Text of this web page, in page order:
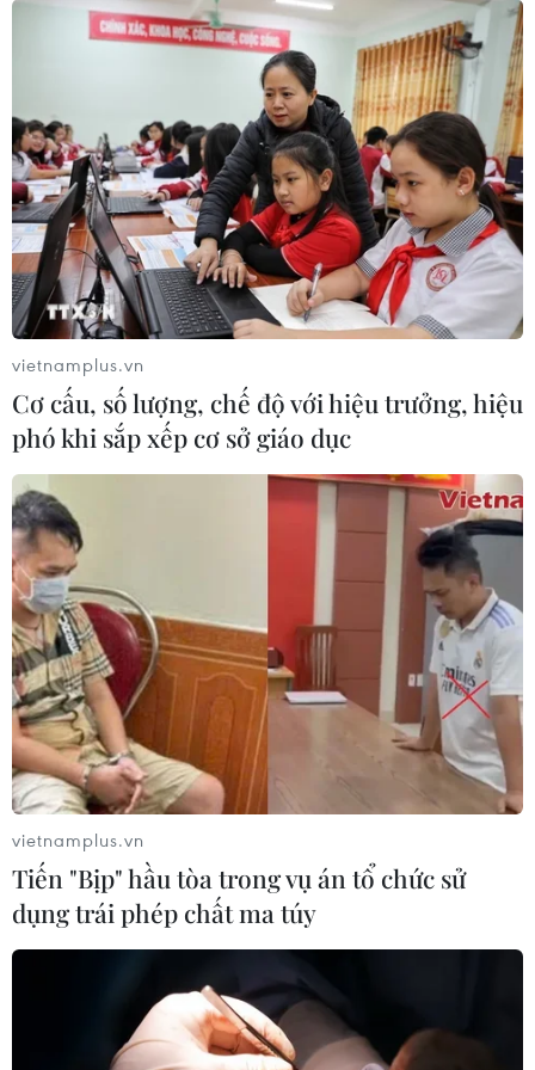
vietnamplus.vn
Cơ cấu, số lượng, chế độ với hiệu trưởng, hiệu
phó khi sắp xếp cơ sở giáo dục
vietnamplus.vn
Tiến "Bịp" hầu tòa trong vụ án tổ chức sử
dụng trái phép chất ma túy